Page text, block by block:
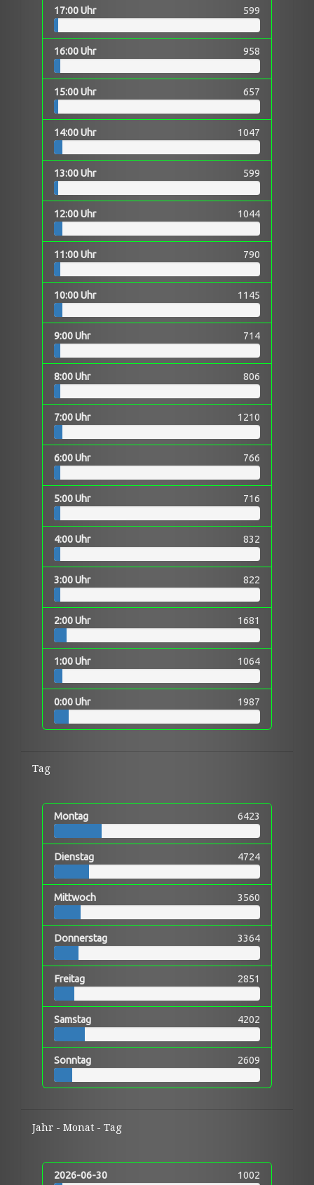
17:00 Uhr 599
16:00 Uhr 958
15:00 Uhr 657
14:00 Uhr 1047
13:00 Uhr 599
12:00 Uhr 1044
11:00 Uhr 790
10:00 Uhr 1145
9:00 Uhr 714
8:00 Uhr 806
7:00 Uhr 1210
6:00 Uhr 766
5:00 Uhr 716
4:00 Uhr 832
3:00 Uhr 822
2:00 Uhr 1681
1:00 Uhr 1064
0:00 Uhr 1987
Tag
Montag 6423
Dienstag 4724
Mittwoch 3560
Donnerstag 3364
Freitag 2851
Samstag 4202
Sonntag 2609
Jahr - Monat - Tag
2026-06-30 1002